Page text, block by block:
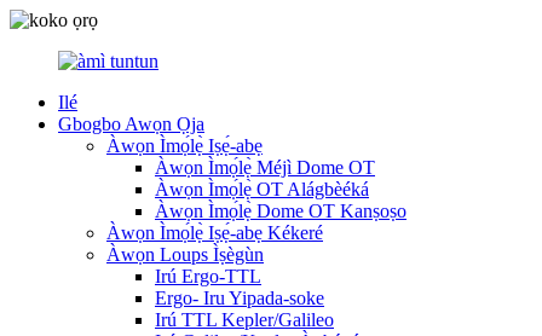
Ilé
Gbogbo Awọn Ọja
Àwọn Ìmọ́lẹ̀ Iṣẹ́-abẹ
Àwọn Ìmọ́lẹ̀ Méjì Dome OT
Àwọn Ìmọ́lẹ̀ OT Alágbèéká
Àwọn Ìmọ́lẹ̀ Dome OT Kanṣoṣo
Àwọn Ìmọ́lẹ̀ Iṣẹ́-abẹ Kékeré
Àwọn Loups Ìṣègùn
Irú Ergo-TTL
Ergo- Iru Yipada-soke
Irú TTL Kepler/Galileo